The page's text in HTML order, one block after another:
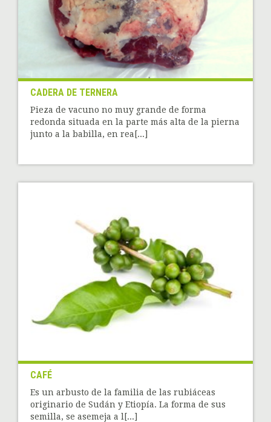
CADERA DE TERNERA
Pieza de vacuno no muy grande de forma
redonda situada en la parte más alta de la pierna
junto a la babilla, en rea[...]
CAFÉ
Es un arbusto de la familia de las rubiáceas
originario de Sudán y Etiopía. La forma de sus
semilla, se asemeja a l[...]